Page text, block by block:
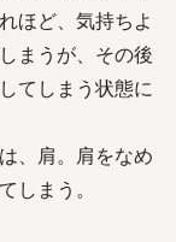
ほど、気持ちよ
まうが、その後
てしまう状態に
、肩。肩をなめ
しまう。